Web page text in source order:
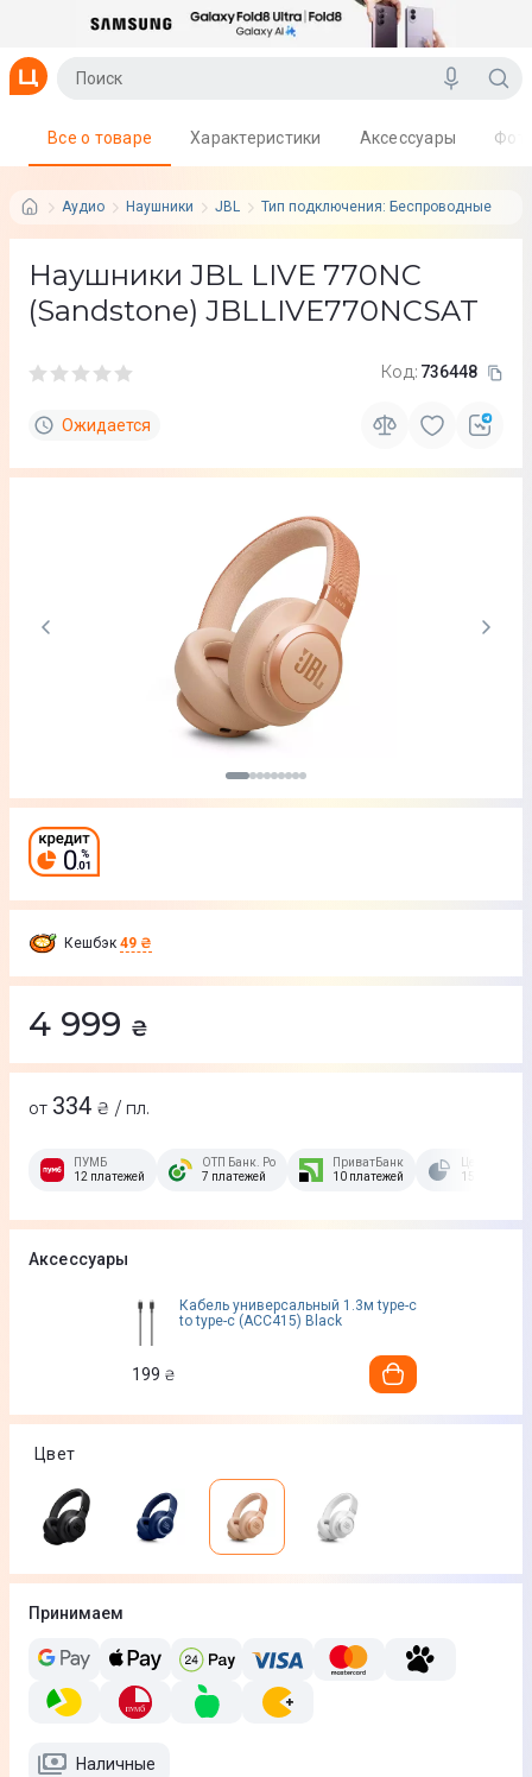
Аудио Наушники JBL Тип подключения: Беспроводные
Все о товаре Характеристики Аксессуары
Наушники JBL LIVE 770NC
(Sandstone) JBLLIVE770NCSAT
Код: 736448
Ожидается
Кешбэк 49 ₴
4 999 ₴
от 334 ₴ / пл.
ПУМБ
12 платежей
ОТП Банк. Розстрочка Скибочка.
7 платежей
ПриватБанк
10 платежей
15 платежей
Аксессуары
Кабель универсальный 1.3м type-c
to type-c (ACC415) Black
199 ₴
Цвет
Принимаем
Наличные